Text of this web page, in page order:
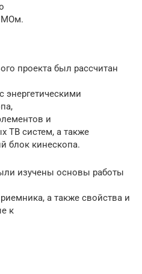
МОм.
проекта был рассчитан
энергетическими
и
ТВ систем, а также
блок кинескопа.
изучены основы работы
а также свойства и
к